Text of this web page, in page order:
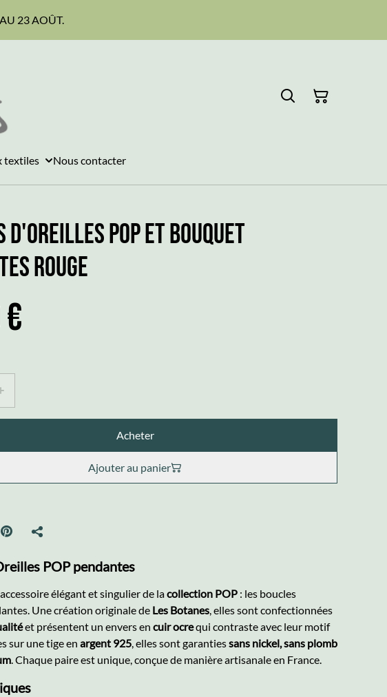
23 AOÛT.
textiles Nous contacter
d'Oreilles POP et Bouquet
Rouge
Acheter
Ajouter au panier
POP pendantes
élégant et singulier de lacollection POP : les boucles
Une création originale de Les Botanes, elles sont confectionnées
et présentent un envers en cuir ocrequi contraste avec leur motif
sur une tige en argent 925, elles sont garantiessans nickel, sans plomb
. Chaque paire est unique, conçue de manière artisanale en France.